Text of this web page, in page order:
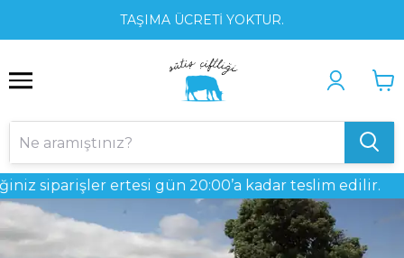
TAŞIMA ÜCRETİ YOKTUR.
1 2 3
siparişler ertesi gün 20:00’a kadar teslim edilir.